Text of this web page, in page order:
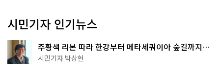
시민기자 인기뉴스
주황색 리본 따라 한강부터 메타세쿼이아 숲길까지…
서울둘레길 15코스
시민기자 박상현